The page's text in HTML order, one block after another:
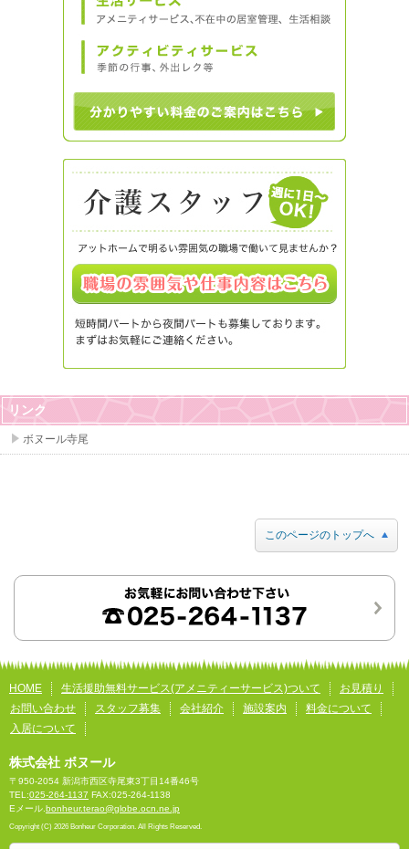
リンク
ボヌール寺尾
このページのトップへ
HOME 生活援助無料サービス(アメニティーサービス)ついて
お見積り
お問い合わせ
スタッフ募集 会社紹介 施設案内
料金について
入居について
株式会社 ボヌール
〒950-2054 新潟市西区寺尾東3丁目14番46号
TEL:025-264-1137 FAX:025-264-1138
Eメール. bonheur.terao@globe.ocn.ne.jp
Copyright (C) 2026 Bonheur Corporation. All Rights Reserved.